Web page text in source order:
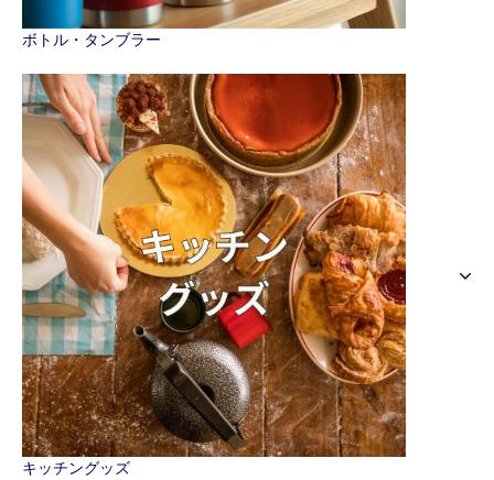
ボトル・タンブラー
キッチングッズ